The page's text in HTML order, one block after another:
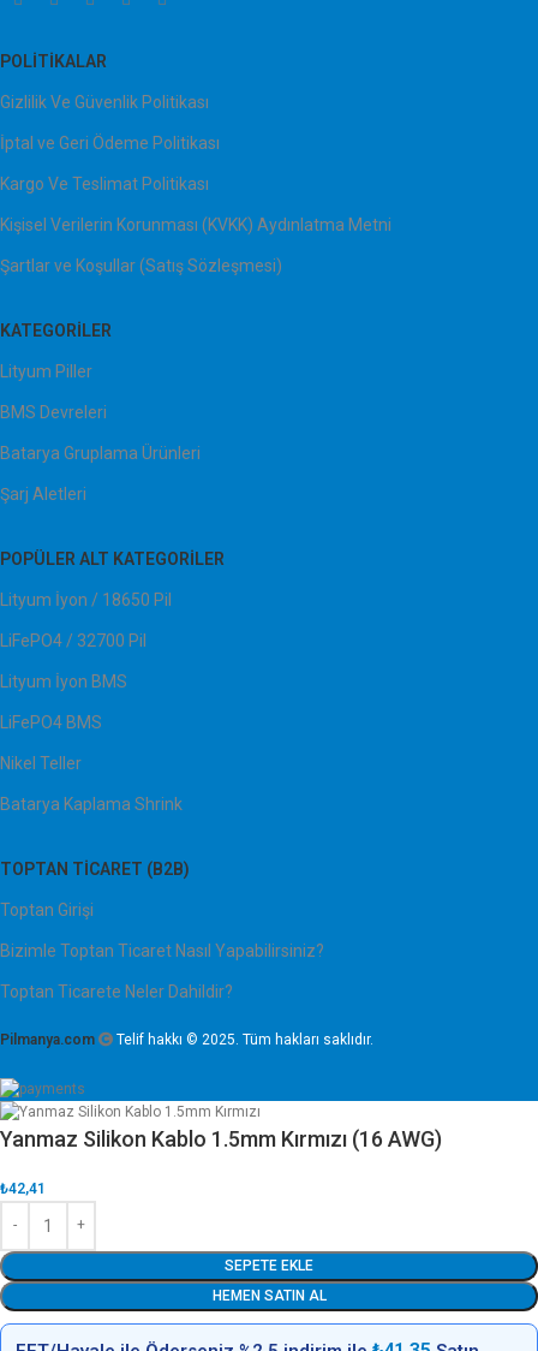
POLITIKALAR
Gizlilik Ve Güvenlik Politikası
İptal ve Geri Ödeme Politikası
Kargo Ve Teslimat Politikası
Kişisel Verilerin Korunması (KVKK) Aydınlatma Metni
Şartlar ve Koşullar (Satış Sözleşmesi)
KATEGORILER
Lityum Piller
BMS Devreleri
Batarya Gruplama Ürünleri
Şarj Aletleri
POPÜLER ALT KATEGORILER
Lityum İyon / 18650 Pil
LiFePO4 / 32700 Pil
Lityum İyon BMS
LiFePO4 BMS
Nikel Teller
Batarya Kaplama Shrink
TOPTAN TICARET (B2B)
Toptan Girişi
Bizimle Toptan Ticaret Nasıl Yapabilirsiniz?
Toptan Ticarete Neler Dahildir?
Pilmanya.com Telif hakkı © 2025. Tüm hakları saklıdır.
Yanmaz Silikon Kablo 1.5mm Kırmızı (16 AWG)
₺42,41
SEPETE EKLE
HEMEN SATIN AL